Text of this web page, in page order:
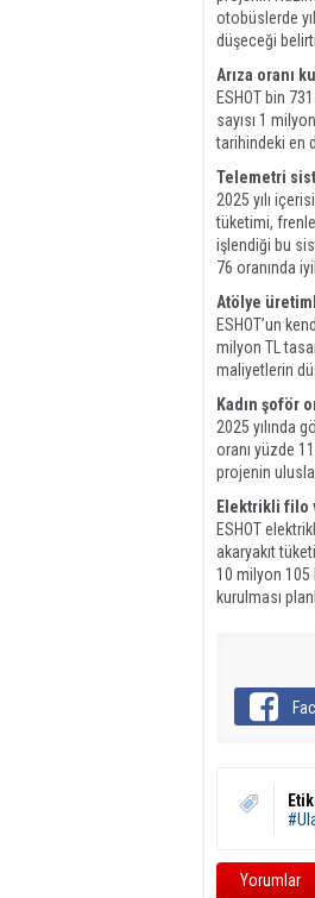
otobüslerde
düşeceği
Arıza oranı
ESHOT bin
sayısı 1
tarihindeki en
Telemetri
2025 yılı
tüketimi,
işlendiği bu
76 oranında
Atölye
ESHOT’un
milyon TL
maliyetlerin
Kadın şoför
2025 yılında
oranı yüzde
projenin
Elektrikli filo
ESHOT
akaryakıt
10 milyon 105
kurulması
Yorumlar